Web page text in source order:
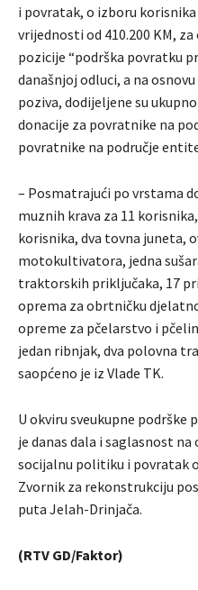
i povratak, o izboru
vrijednosti od 410.200 KM,
pozicije “podrška povratku
današnjoj odluci, a na
poziva, dodijeljene su
donacije za povratnike na
povratnike na područje
– Posmatrajući po vrstama
muznih krava za 11
korisnika, dva tovna juneta,
motokultivatora, jedna
traktorskih priključaka, 17
oprema za obrtničku
opreme za pčelarstvo i
jedan ribnjak, dva polovna
saopćeno je iz Vlade TK.
U okviru sveukupne podrške
je danas dala i saglasnost
socijalnu politiku i povratak
Zvornik za rekonstrukciju
puta Jelah-Drinjača.
(RTV GD/Faktor)